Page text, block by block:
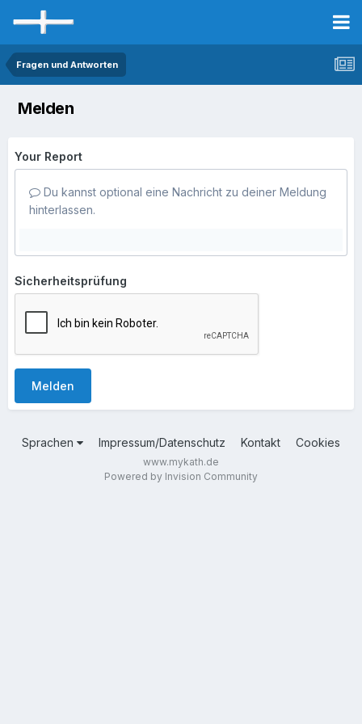
Fragen und Antworten
Melden
Your Report
Du kannst optional eine Nachricht zu deiner Meldung
hinterlassen.
Sicherheitsprüfung
Melden
Sprachen Impressum/Datenschutz Kontakt Cookies
www.mykath.de
Powered by Invision Community